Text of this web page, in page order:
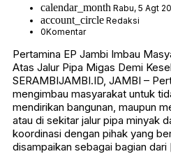
calendar_month Rabu, 5 Agt
account_circle Redaksi
0Komentar
Pertamina EP Jambi Imbau
Atas Jalur Pipa Migas Demi
SERAMBIJAMBI.ID, JAMBI –
mengimbau masyarakat untuk
mendirikan bangunan, maupun
atau di sekitar jalur pipa minyak
koordinasi dengan pihak yang
disampaikan sebagai bagian